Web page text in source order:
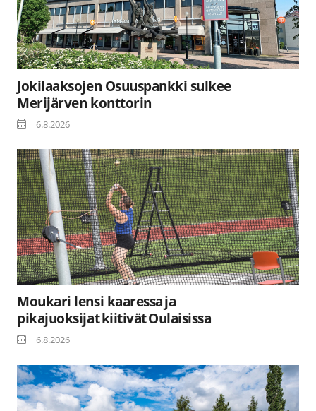
Jokilaaksojen Osuuspankki sulkee
Merijärven konttorin
6.8.2026
Moukari lensi kaaressa ja
pikajuoksijat kiitivät Oulaisissa
6.8.2026